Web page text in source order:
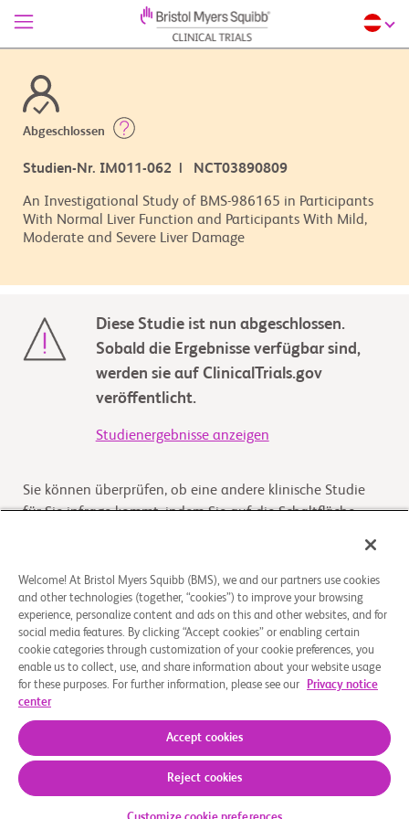
Abgeschlossen
Studien-Nr. IM011-062 | NCT03890809
An Investigational Study of BMS-986165 in Participants
With Normal Liver Function and Participants With Mild,
Moderate and Severe Liver Damage
Diese Studie ist nun abgeschlossen.
Sobald die Ergebnisse verfügbar sind,
werden sie auf ClinicalTrials.gov
veröffentlicht.
Studienergebnisse anzeigen
Sie können überprüfen, ob eine andere klinische Studie
für Sie infrage kommt, indem Sie auf die Schaltfläche
Kommt die Studie für Sie infrage
Überblick
The purpose of this study is to investigate BMS-986165 in
Datenschutzbestimmungen Impressum
© 2026 Bristol-Myers Squibb Company
Welcome! At Bristol Myers Squibb (BMS), we and our partners use cookies
and other technologies (together, “cookies”) to improve your browsing
experience, personalize content and ads on this and other websites, and for
social media features. By clicking “Accept cookies” or enabling certain
cookie categories through customization of your cookie preferences, you
enable us to collect, use, and share information about your website usage
for these purposes. For further information, please see our
Privacy notice
center
Accept cookies
Reject cookies